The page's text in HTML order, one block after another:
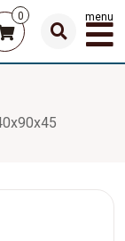
0 menu